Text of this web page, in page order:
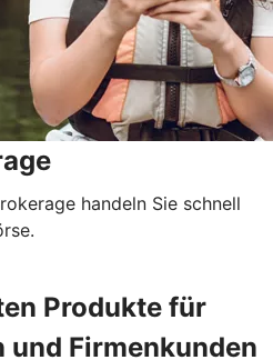
handeln Sie schnell
Produkte für
und Firmenkunden